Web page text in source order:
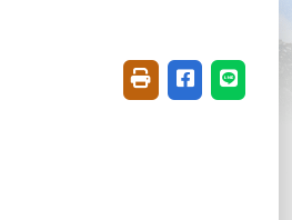
友善列印(開新視窗)
分享至臉書(
分享至